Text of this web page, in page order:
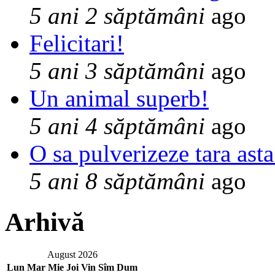
5 ani 2 săptămâni ago
Felicitari!
5 ani 3 săptămâni ago
Un animal superb!
5 ani 4 săptămâni ago
O sa pulverizeze tara
5 ani 8 săptămâni ago
Arhivă
August 2026
Lun Mar Mie Joi Vin Sîm Dum